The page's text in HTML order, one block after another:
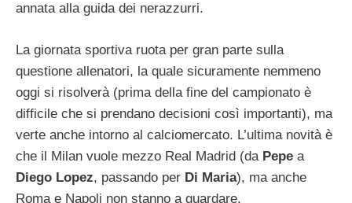
annata alla guida dei nerazzurri.
La giornata sportiva ruota per gran parte sulla
questione allenatori, la quale sicuramente nemmeno
oggi si risolverà (prima della fine del campionato è
difficile che si prendano decisioni così importanti), ma
verte anche intorno al calciomercato. L’ultima novità è
che il Milan vuole mezzo Real Madrid (da Pepe a
Diego Lopez, passando per Di Maria), ma anche
Roma e Napoli non stanno a guardare.